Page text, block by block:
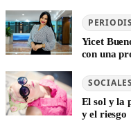
Yicet
con una
SOCIALES
El sol y la
y el riesgo